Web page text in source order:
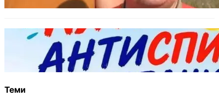
БЪЛГАРИЯ
Варна предлага безплатни и анонимни
тестове за ХИВ и други инфекции през
август
Теми